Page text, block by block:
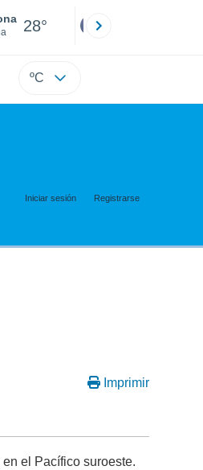
28°
ºC
Iniciar sesión Registrarse
Imprimir
en el Pacífico suroeste.